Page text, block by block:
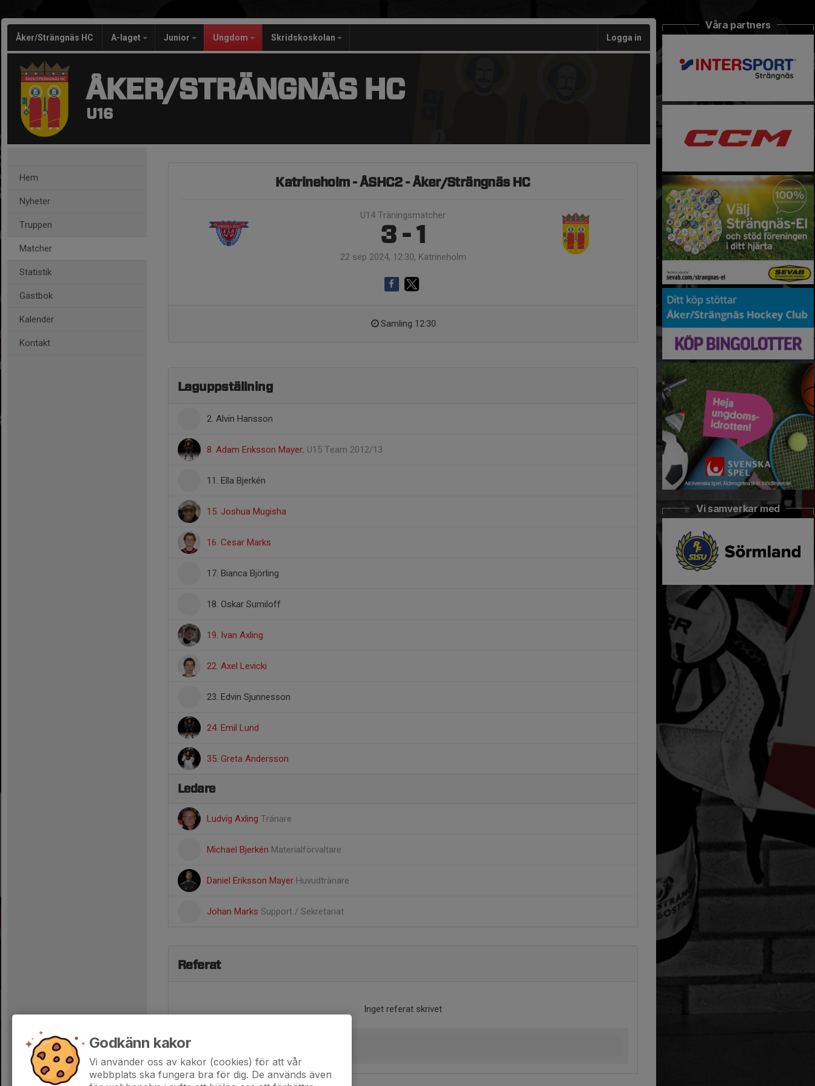
Åker/Strängnäs HC A-laget Junior Ungdom Skridskoskolan Logga in
ÅKER/STRÄNGNÄS HC
U16
Hem
Nyheter
Truppen
Matcher
Statistik
Gästbok
Kalender
Kontakt
Katrineholm - ÅSHC2 - Åker/Strängnäs HC
U14 Träningsmatcher
3 - 1
22 sep 2024, 12:30, Katrineholm
Samling 12:30
Laguppställning
2. Alvin Hansson
8. Adam Eriksson Mayer, U15 Team 2012/13
11. Ella Bjerkén
15. Joshua Mugisha
16. Cesar Marks
17. Bianca Björling
18. Oskar Sumiloff
19. Ivan Axling
22. Axel Levicki
23. Edvin Sjunnesson
24. Emil Lund
35. Greta Andersson
Ledare
Ludvig Axling Tränare
Michael Bjerkén Materialförvaltare
Daniel Eriksson Mayer Huvudtränare
Johan Marks Support / Sekretariat
Referat
Inget referat skrivet
Våra partners
Vi samverkar med
Godkänn kakor
Vi använder oss av kakor (cookies) för att vår
webbplats ska fungera bra för dig. De används även